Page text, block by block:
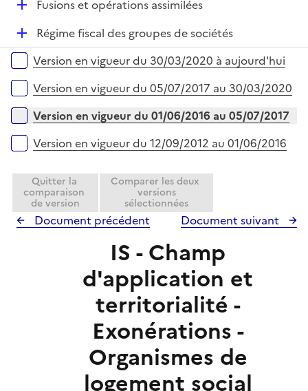
r
e
D
e
Fusions et opérations assimilées
D
é
p
e
Régime fiscal des groupes de sociétés
Versions sur la période
Version en vigueur du 30/03/2020 à aujourd'hui
Version en vigueur du 05/07/2017 au 30/03/2020
Version en vigueur du 01/06/2016 au 05/07/2017
Version en vigueur du 12/09/2012 au 01/06/2016
Quitter la
comparaison
de version
Comparer les deux
versions
sélectionnées
Document précédent Document suivant
IS - Champ
d'application et
territorialité -
Exonérations -
Organismes de
logement social